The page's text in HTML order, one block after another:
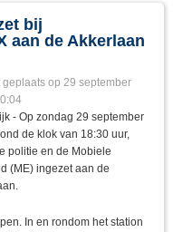
bij
aan de Akkerlaan
geplaats op 29 september
- Op zondag 29 september
de klok van 18:30 uur,
politie en de Mobiele
(ME) ingezet aan de
In en rondom het station